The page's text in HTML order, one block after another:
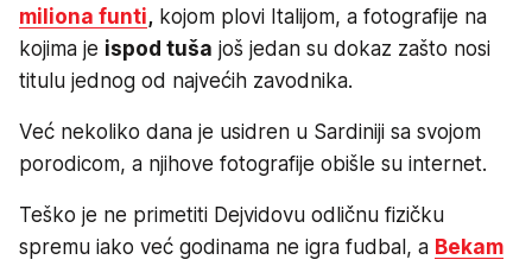
miliona funti, kojom plovi Italijom, a fotografije na
kojima je ispod tuša još jedan su dokaz zašto nosi
titulu jednog od najvećih zavodnika.
Već nekoliko dana je usidren u Sardiniji sa svojom
porodicom, a njihove fotografije obišle su internet.
Teško je ne primetiti Dejvidovu odličnu fizičku
spremu iako već godinama ne igra fudbal, a Bekam